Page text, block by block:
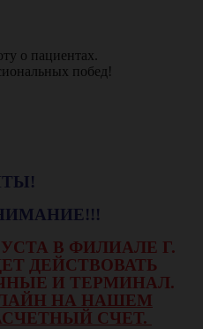
о пациентах.
побед!
В ФИЛИАЛЕ Г.
ДЕЙСТВОВАТЬ
И ТЕРМИНАЛ.
НА НАШЕМ
СЧЕТ.